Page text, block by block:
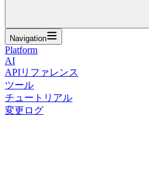
Navigation
Platform
AI
APIリファレンス
ツール
チュートリアル
変更ログ